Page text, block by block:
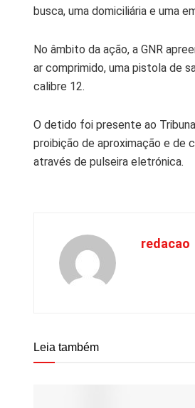
busca, uma domiciliária e uma
No âmbito da ação, a GNR
ar comprimido, uma pistola de
calibre 12.
O detido foi presente ao
proibição de aproximação e de
através de pulseira eletrónica.
redacao
Leia também